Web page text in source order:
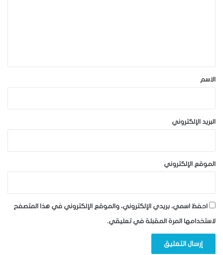
*الاسم
البريد الإلكتروني
الموقع الإلكتروني
احفظ اسمي، بريدي الإلكتروني، والموقع الإلكتروني في هذا المتصفح
لاستخدامها المرة المقبلة في تعليقي.